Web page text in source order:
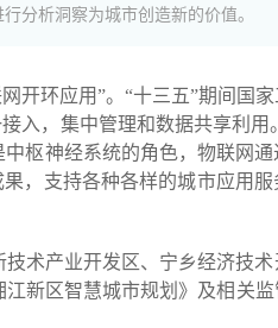
分析洞察为城市创造新的价值。
开环应用”。“十三五”期间国
入，集中管理和数据共享利用
枢神经系统的角色，物联网
，支持各种各样的城市应用
术产业开发区、宁乡经济技
新区智慧城市规划》及相关监